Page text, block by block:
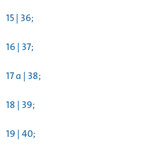
15 | 36;
16 | 37;
17 a | 38;
18 | 39;
19 | 40;